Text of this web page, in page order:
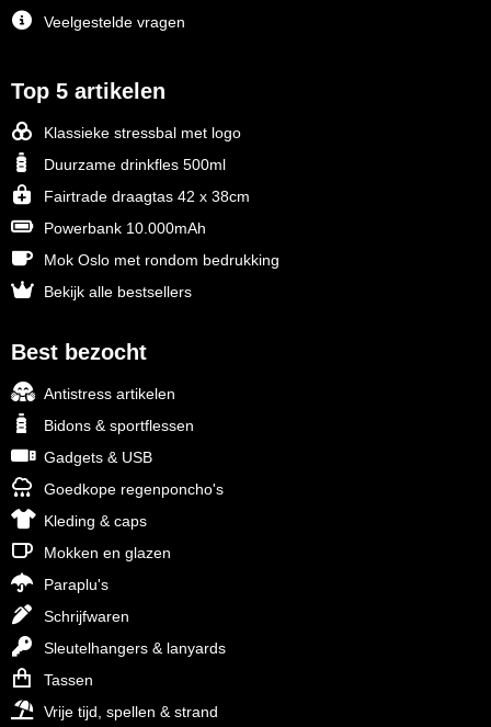
Veelgestelde vragen
Top 5 artikelen
Klassieke stressbal met logo
Duurzame drinkfles 500ml
Fairtrade draagtas 42 x 38cm
Powerbank 10.000mAh
Mok Oslo met rondom bedrukking
Bekijk alle bestsellers
Best bezocht
Antistress artikelen
Bidons & sportflessen
Gadgets & USB
Goedkope regenponcho's
Kleding & caps
Mokken en glazen
Paraplu's
Schrijfwaren
Sleutelhangers & lanyards
Tassen
Vrije tijd, spellen & strand